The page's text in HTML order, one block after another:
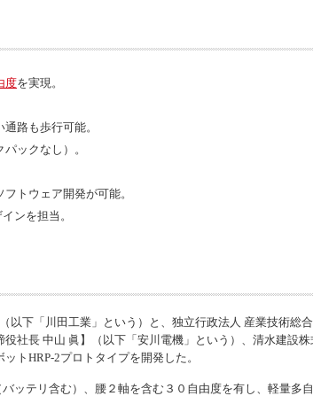
度を実現。
通路も歩行可能。
ックなし）。
トウェア開発が可能。
ンを担当。
下「川田工業」という）と、独立行政法人 産業技術総
社長 中山 眞】（以下「安川電機」という）、清水建設株
トHRP-2プロトタイプを開発した。
ッテリ含む）、腰２軸を含む３０自由度を有し、軽量多